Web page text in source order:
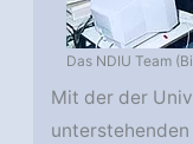
Das NDIU Team
Mit der der
unterstehenden